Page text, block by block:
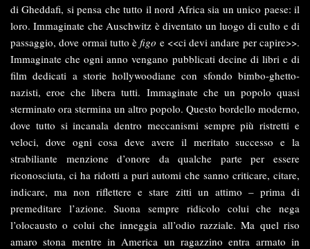
di Gheddafi, si pensa che tutto il nord Africa sia un unico paese: il
loro. Immaginate che Auschwitz è diventato un luogo di culto e di
passaggio, dove ormai tutto èfigo e <<ci devi andare per capire>>.
Immaginate che ogni anno vengano pubblicati decine di libri e di
film dedicati a storie hollywoodiane con sfondo bimbo-ghetto-
nazisti, eroe che libera tutti. Immaginate che un popolo quasi
sterminato ora stermina un altro popolo. Questo bordello moderno,
dove tutto si incanala dentro meccanismi sempre più ristretti e
veloci, dove ogni cosa deve avere il meritato successo e la
strabiliante menzione d’onore da qualche parte per essere
riconosciuta, ci ha ridotti a puri automi che sanno criticare, citare,
indicare, ma non riflettere e stare zitti un attimo – prima di
premeditare l’azione. Suona sempre ridicolo colui che nega
l’olocausto o colui che inneggia all’odio razziale. Ma quel riso
amaro stona mentre in America un ragazzino entra armato in